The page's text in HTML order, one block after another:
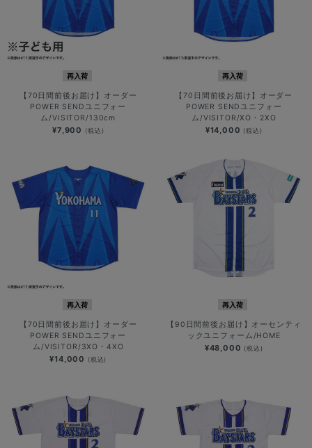
再入荷
【70日間前後お届け】オーダー
POWER SENDユニフォー
ム/VISITOR/130cm
¥7,900 (税込)
再入荷
【70日間前後お届け】オーダー
POWER SENDユニフォー
ム/VISITOR/XO・2XO
¥14,000 (税込)
再入荷
【70日間前後お届け】オーダー
POWER SENDユニフォー
ム/VISITOR/3XO・4XO
¥14,000 (税込)
再入荷
【90日間前後お届け】オーセンティ
ックユニフォーム/HOME
¥48,000 (税込)